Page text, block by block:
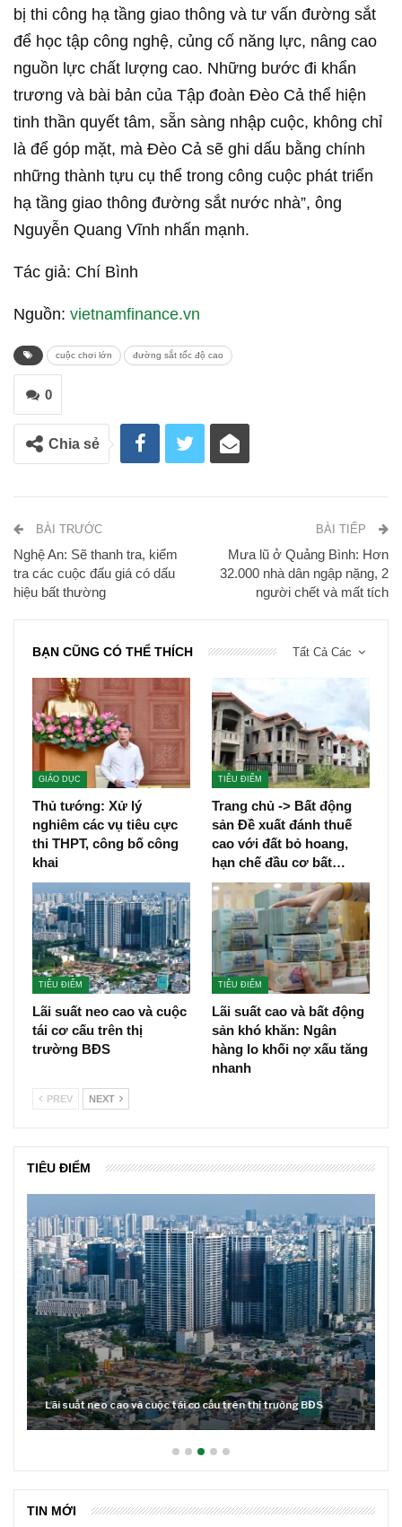
bị thi công hạ tầng giao thông và tư vấn đường sắt
để học tập công nghệ, củng cố năng lực, nâng cao
nguồn lực chất lượng cao. Những bước đi khẩn
trương và bài bản của Tập đoàn Đèo Cả thể hiện
tinh thần quyết tâm, sẵn sàng nhập cuộc, không chỉ
là để góp mặt, mà Đèo Cả sẽ ghi dấu bằng chính
những thành tựu cụ thể trong công cuộc phát triển
hạ tầng giao thông đường sắt nước nhà”, ông
Nguyễn Quang Vĩnh nhấn mạnh.
Tác giả: Chí Bình
Nguồn: vietnamfinance.vn
cuộc chơi lớn đường sắt tốc độ cao
0
Chia sẻ
BÀI TRƯỚC
Nghệ An: Sẽ thanh tra, kiểm
tra các cuộc đấu giá có dấu
hiệu bất thường
BÀI TIẾP
Mưa lũ ở Quảng Bình: Hơn
32.000 nhà dân ngập nặng, 2
người chết và mất tích
Tất Cả Các
BẠN CŨNG CÓ THỂ THÍCH
GIÁO DỤC
Thủ tướng: Xử lý
nghiêm các vụ tiêu cực
thi THPT, công bố công
khai
TIÊU ĐIỂM
Trang chủ -> Bất động
sản Đề xuất đánh thuế
cao với đất bỏ hoang,
hạn chế đầu cơ bất…
TIÊU ĐIỂM
Lãi suất neo cao và cuộc
tái cơ cấu trên thị
trường BĐS
TIÊU ĐIỂM
Lãi suất cao và bất động
sản khó khăn: Ngân
hàng lo khối nợ xấu tăng
nhanh
PREV NEXT
TIÊU ĐIỂM
Lãi suất neo cao và cuộc tái cơ cấu trên thị trường BĐS
TIN MỚI